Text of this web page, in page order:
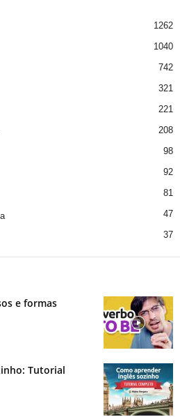
1262
1040
742
321
221
208
98
92
81
47
37
e formas
Tutorial